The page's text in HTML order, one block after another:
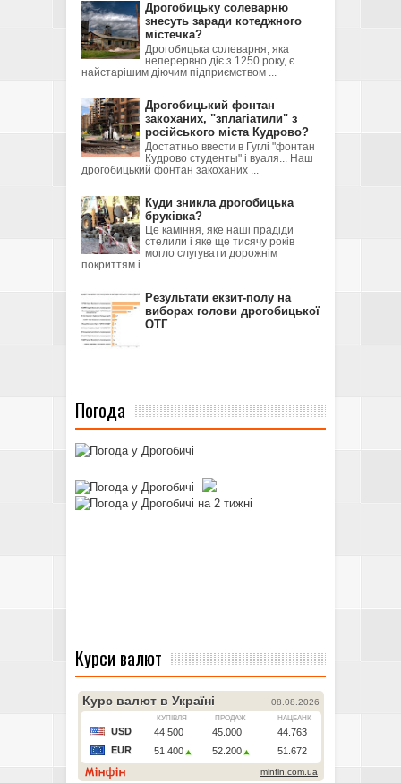
Дрогобицьку солеварню
знесуть заради котеджного
містечка?
Дрогобицька солеварня, яка
неперервно діє з 1250 року, є
найстарішим діючим підприємством ...
Дрогобицький фонтан
закоханих, "зплагіатили" з
російського міста Кудрово?
Достатньо ввести в Гуглі "фонтан
Кудрово студенты" і вуаля... Наш
дрогобицький фонтан закоханих ...
Куди зникла дрогобицька
бруківка?
Це каміння, яке наші прадіди
стелили і яке ще тисячу років
могло слугувати дорожнім
покриттям і ...
Результати екзит-полу на
виборах голови дрогобицької
ОТГ
Погода
Курси валют